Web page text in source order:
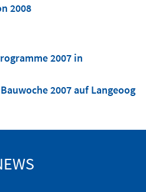
2008
2007 in
2007 auf Langeoog